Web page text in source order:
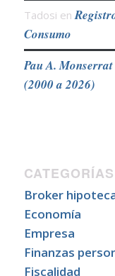
Tadosi en
Consumo
Pau A. Monserrat
(2000 a 2026)
CATEGORÍAS
Broker
Economía
Empresa
Finanzas
Fiscalidad